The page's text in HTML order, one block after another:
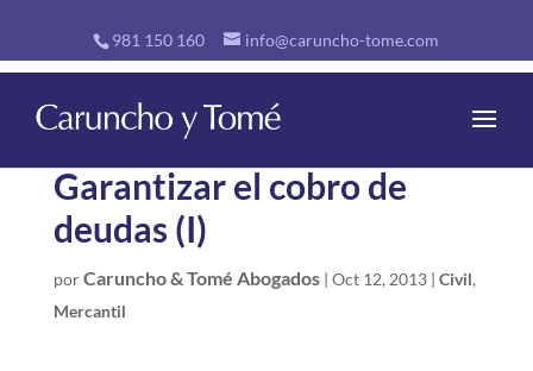
981 150 160 info@caruncho-tome.com
Garantizar el cobro de
deudas (I)
porCaruncho & Tomé Abogados| Oct 12, 2013| Civil,
Mercantil